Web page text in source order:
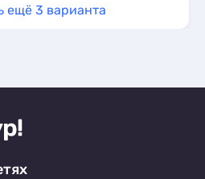
ещё 3 варианта